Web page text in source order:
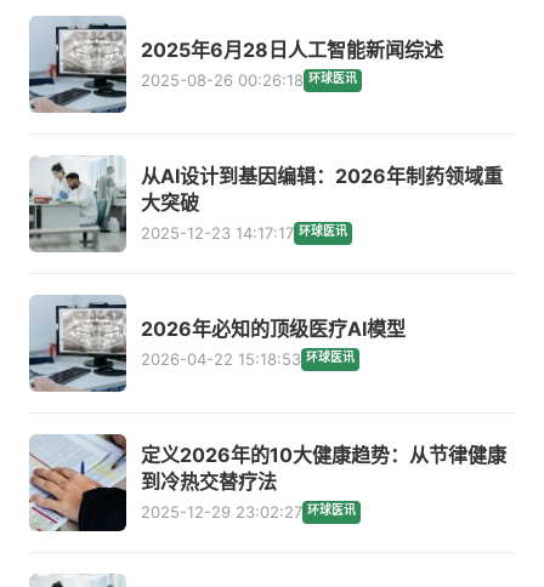
2025年6月28日人工智能新闻综述
2025-08-26 00:26:18 环球医讯
从AI设计到基因编辑：2026年制药领域重
大突破
2025-12-23 14:17:17 环球医讯
2026年必知的顶级医疗AI模型
2026-04-22 15:18:53 环球医讯
定义2026年的10大健康趋势：从节律健康
到冷热交替疗法
2025-12-29 23:02:27 环球医讯